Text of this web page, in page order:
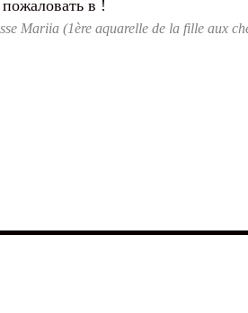
Mariia (1ère aquarelle de la fille aux